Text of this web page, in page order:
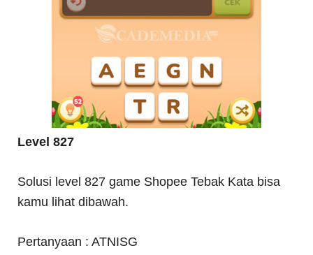
Level 827
Solusi level 827 game Shopee Tebak Kata bisa
kamu lihat dibawah.
Pertanyaan : ATNISG